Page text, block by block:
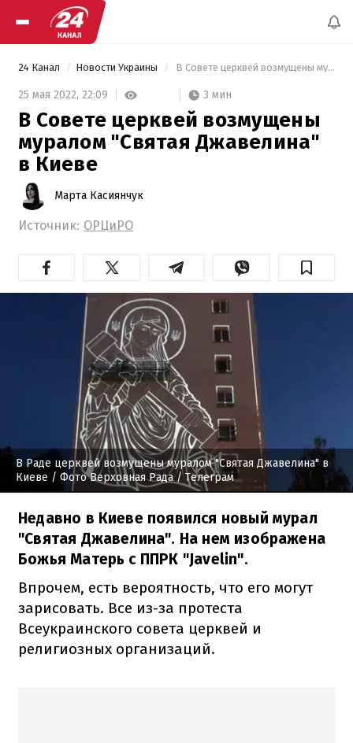
24 Канал Новости Украины В Совете церквей возмущены муралом "Святая Джавелина" в Киеве
25 мая 2022, 22:09 3 мин
В Совете церквей возмущены
муралом "Святая Джавелина"
в Киеве
Марта Касиянчук
Источник: ОРЦиРО
В Раде церквей возмущены муралом "Святая Джавелина" в
Киеве / Фото Верховная Рада / Телеграм
Недавно в Киеве появился новый мурал
"Святая Джавелина". На нем изображена
Божья Матерь с ППРК "Javelin".
Впрочем, есть вероятность, что его могут
зарисовать. Все из-за протеста
Всеукраинского совета церквей и
религиозных организаций.